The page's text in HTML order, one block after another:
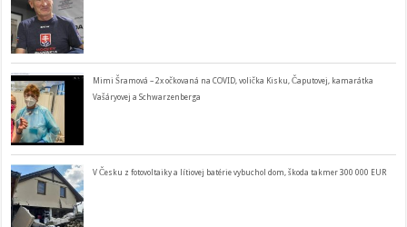
Mimi Šramová – 2x očkovaná na COVID, volička Kisku, Čaputovej, kamarátka
Vašáryovej a Schwarzenberga
V Česku z fotovoltaiky a lítiovej batérie vybuchol dom, škoda takmer 300 000 EUR